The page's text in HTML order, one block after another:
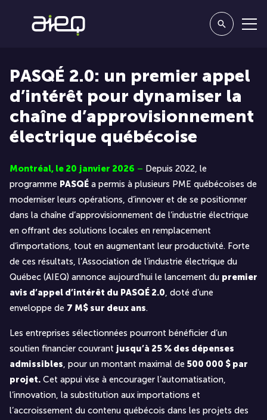
PASQÉ 2.0: un premier appel
d’intérêt pour dynamiser la
chaîne d’approvisionnement
électrique québécoise
Montréal, le 20 janvier 2026 – Depuis 2022, le
programme PASQÉ a permis à plusieurs PME québécoises de
moderniser leurs opérations, d’innover et de se positionner
dans la chaîne d’approvisionnement de l’industrie électrique
en offrant des solutions locales en remplacement
d’importations, tout en augmentant leur productivité. Forte
de ces résultats, l’Association de l’industrie électrique du
Québec (AIEQ) annonce aujourd’hui le lancement du premier
avis d’appel d’intérêt du PASQÉ 2.0, doté d’une
enveloppe de 7 M$ sur deux ans.
Les entreprises sélectionnées pourront bénéficier d’un
soutien financier couvrant jusqu’à 25 % des dépenses
admissibles, pour un montant maximal de 500 000 $ par
projet. Cet appui vise à encourager l’automatisation,
l’innovation, la substitution aux importations et
l’accroissement du contenu québécois dans les projets des